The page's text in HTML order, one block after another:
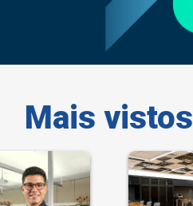
Mais vistos